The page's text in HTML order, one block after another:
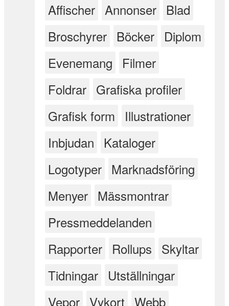
Affischer Annonser Blad
Broschyrer Böcker Diplom
Evenemang
Filmer
Foldrar Grafiska profiler
Grafisk form
Illustrationer
Inbjudan
Kataloger
Logotyper Marknadsföring
Menyer Mässmontrar
Pressmeddelanden
Rapporter Rollups Skyltar
Tidningar Utställningar
Vepor Vykort Webb